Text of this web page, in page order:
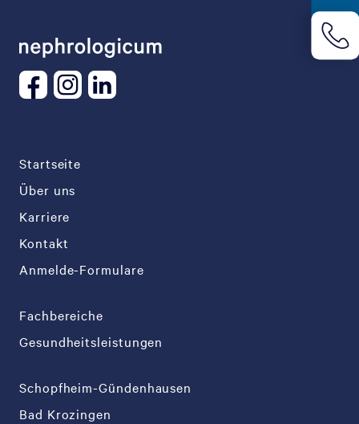
Startseite
Über uns
Karriere
Kontakt
Anmelde-Formulare
Fachbereiche
Gesundheitsleistungen
Schopfheim-Gündenhausen
Bad Krozingen